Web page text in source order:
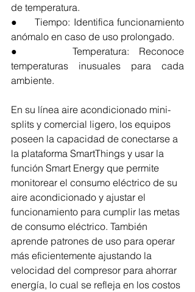
de temperatura.
●     Tiempo: Identifica funcionamiento
anómalo en caso de uso prolongado.
●     Temperatura: Reconoce
temperaturas inusuales para cada
ambiente.
En su línea aire acondicionado mini-
splits y comercial ligero, los equipos
poseen la capacidad de conectarse a
la plataforma SmartThings y usar la
función Smart Energy que permite
monitorear el consumo eléctrico de su
aire acondicionado y ajustar el
funcionamiento para cumplir las metas
de consumo eléctrico. También
aprende patrones de uso para operar
más eficientemente ajustando la
velocidad del compresor para ahorrar
energía, lo cual se refleja en los costos